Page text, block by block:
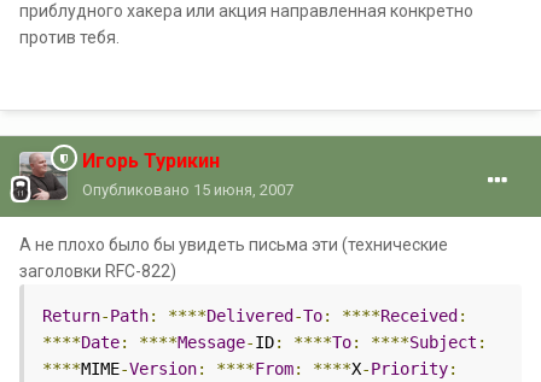
приблудного хакера или акция направленная конкретно
против тебя.
Игорь Турикин
Опубликовано 15 июня, 2007
А не плохо было бы увидеть письма эти (технические
заголовки RFC-822)
Return-Path: ****Delivered -To: ****Received :
****Date: ****Message-ID: ****To: ****Subject :
****MIME-Version: ****From: ****X-Priority: